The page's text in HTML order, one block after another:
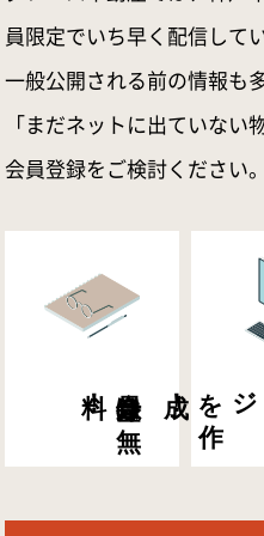
員限定でいち早く配信して
一般公開される前の情報も
「まだネットに出ていな
会員登録をご検討ください。
会員登録は
無
料！ 成！